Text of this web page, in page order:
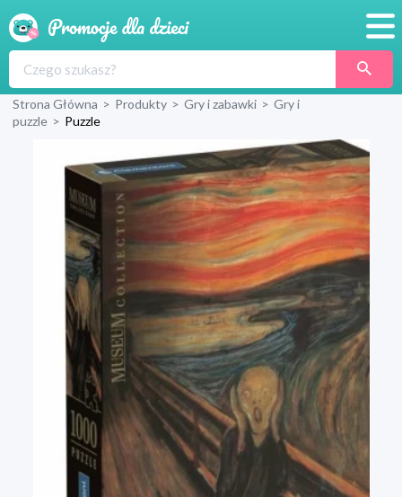
Produkty
Sklepy
Blog
Wyprawka
Strona Główna > Produkty > Gry i zabawki > Gry i
puzzle > Puzzle